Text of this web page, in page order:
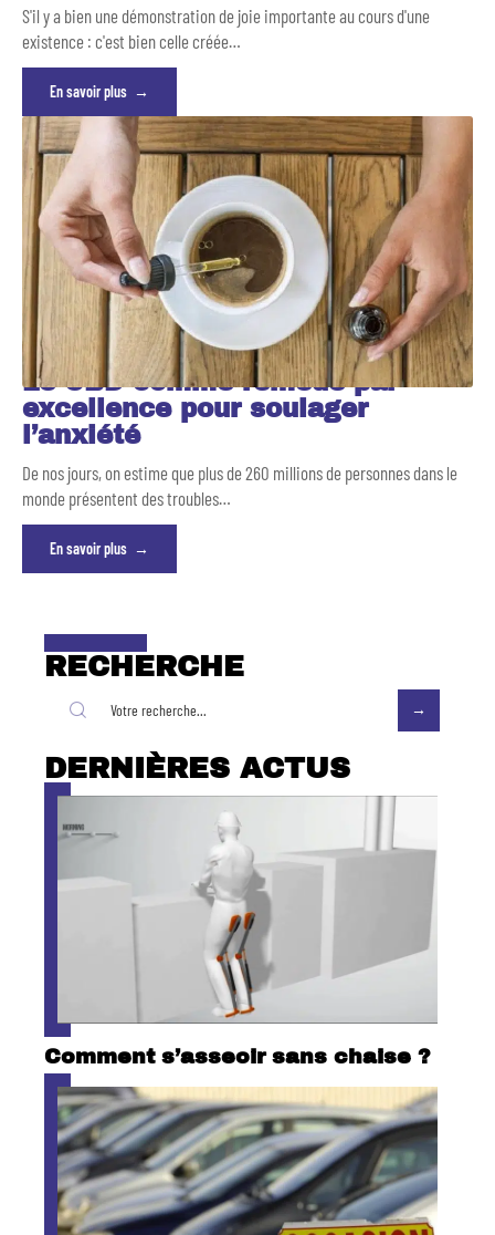
S'il y a bien une démonstration de joie importante au cours d'une
existence : c'est bien celle créée…
En savoir plus
Le CBD comme remède par
excellence pour soulager
l’anxiété
De nos jours, on estime que plus de 260 millions de personnes dans le
monde présentent des troubles…
En savoir plus
RECHERCHE
DERNIÈRES ACTUS
Comment s’asseoir sans chaise ?